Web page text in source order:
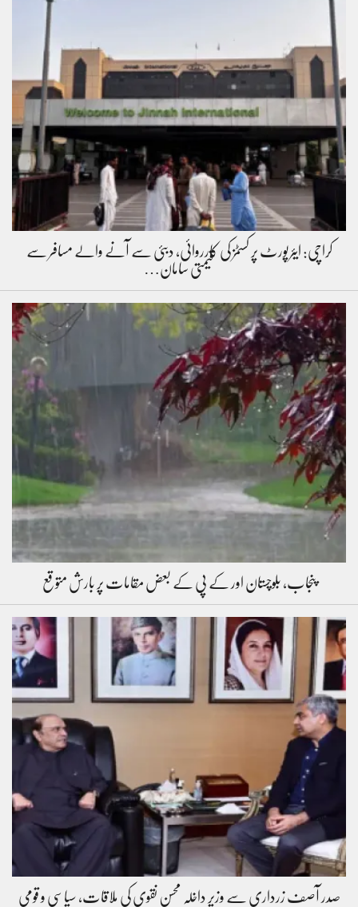
کراچی: ایئرپورٹ پر کسٹمز کی کارروائی، دبئی سے آنے والے مسافر سے
قیمتی سامان…
پنجاب، بلوچستان اور کے پی کے بعض مقامات پر بارش متوقع
صدر آصف زرداری سے وزیر داخلہ محسن نقوی کی ملاقات، سیاسی و قومی